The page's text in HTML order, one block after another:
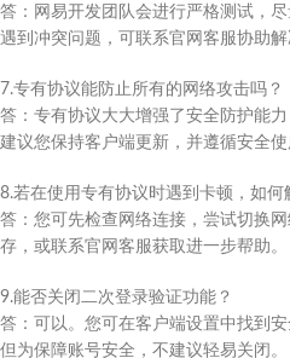
答：网易开发团队会进行严格测试，
遇到冲突问题，可联系官网客服协助解
7.专有协议能防止所有的网络攻击吗？
答：专有协议大大增强了安全防护能
建议您保持客户端更新，并遵循安全使
8.若在使用专有协议时遇到卡顿，如何
答：您可先检查网络连接，尝试切换
存，或联系官网客服获取进一步帮助。
9.能否关闭二次登录验证功能？
答：可以。您可在客户端设置中找到
但为保障账号安全，不建议轻易关闭。